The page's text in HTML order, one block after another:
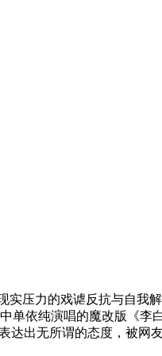
压力的戏谑反抗与自我
单依纯演唱的魔改版《李
出无所谓的态度，被网友